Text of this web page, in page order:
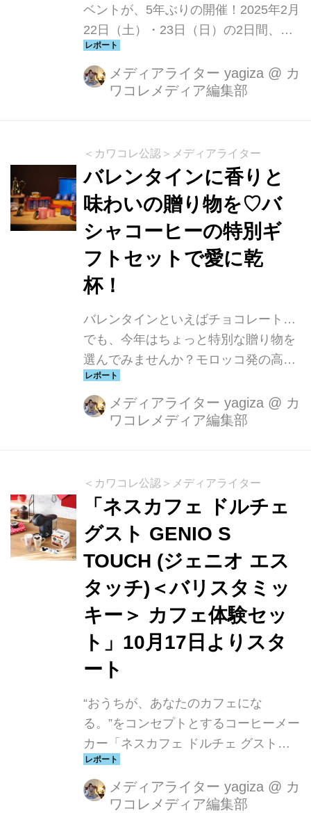
ベントが、5年ぶりの開催！2025年2月
22日（土）・23日（日）の2日間、東
京都立産業貿易センター浜松町館に
て、東日本コーヒー商工組合80周年記
念事業『コーヒーサミット2025（二―
し、それぞれ自慢のコーヒーを提供。
さらに、デジタル技術を活用した「珈
琲ラボ」で、あなたにぴったりのコー
ヒーが見つかる新たな体験も！コーヒ
ーの奥深い世界を存分に楽しめる貴重
な機会とあって入場制限されるほどの
大盛況でした。 過去最大規模！26社が
集結 コーヒー文化を支えて80年！東日
本コーヒー商工組合 東日本...
メディアライター yagiza @ カ
ワコレメディア編集部
＜カワコレ公認＞メディアライター
バレンタインに香りと
味わいの贈り物を♡バ
シャコーヒーの特別ギ
フトセットで愛に乾
杯！
バレンタインといえばチョコレート…
でも、今年はちょっと特別な贈り物を
選んでみませんか？モロッコ発の高級
コーヒーブランド「バシャコーヒー」
から、香りと味わいで心を満たすギフ
トセットが登場。コーヒー好きのあの
プをご紹介します。
メディアライター yagiza @ カ
ワコレメディア編集部
＜カワコレ公認＞メディアライター
「ネスカフェ ドルチェ
グスト GENIO S
TOUCH (ジェニオ エス
タッチ)＜バリスタミッ
キー＞ カフェ体験セッ
ト」10月17日よりスタ
ート
“おうちが、あなたのカフェにな
る。”をコンセプトとするコーヒーメー
カー「ネスカフェ ドルチェ グスト」
より、コーヒーメーカー「ネスカフェ
ドルチェ グスト GENIO S TOUCH (ジ
ェニオ エス タッチ)」と「バリスタミ
メディアライター yagiza @ カ
ワコレメディア編集部